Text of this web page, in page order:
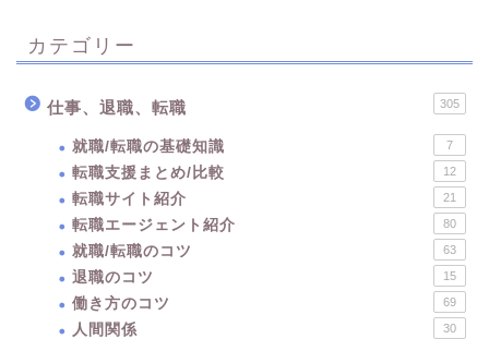
カテゴリー
仕事、退職、転職 305
就職/転職の基礎知識 7
転職支援まとめ/比較 12
転職サイト紹介 21
転職エージェント紹介 80
就職/転職のコツ 63
退職のコツ 15
働き方のコツ 69
人間関係 30